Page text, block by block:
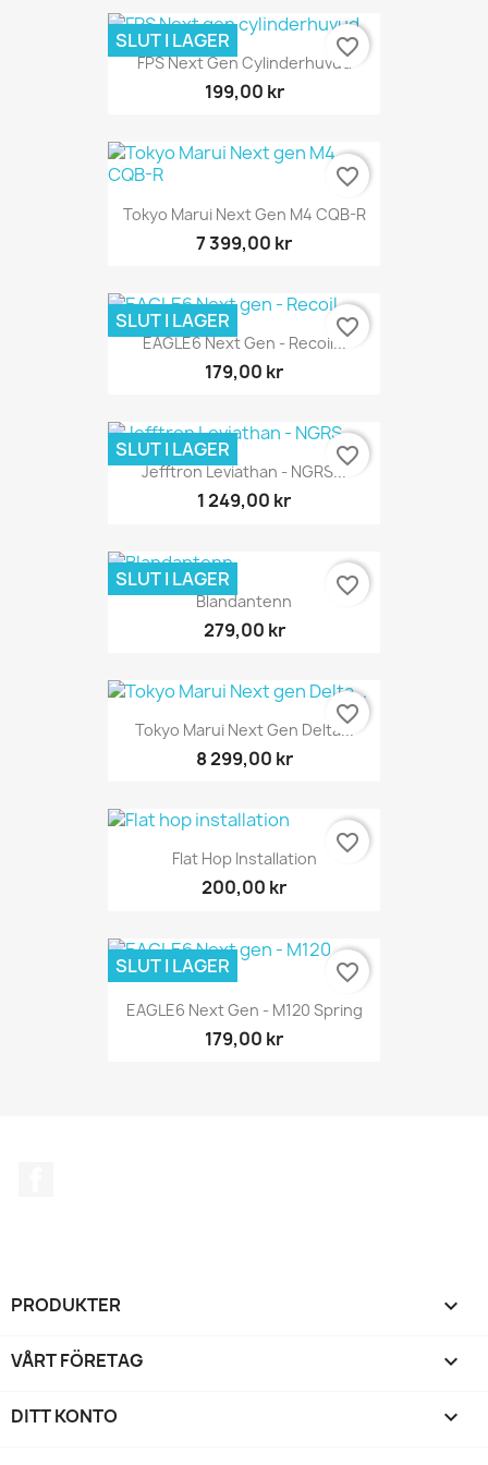
FPS Next Gen Cylinderhuvud
199,00 kr
SLUT I LAGER favorite_border
Tokyo Marui Next Gen M4 CQB-R
7 399,00 kr
favorite_border
EAGLE6 Next Gen - Recoil...
179,00 kr
SLUT I LAGER favorite_border
Jefftron Leviathan - NGRS...
1 249,00 kr
SLUT I LAGER favorite_border
Blandantenn
279,00 kr
SLUT I LAGER favorite_border
Tokyo Marui Next Gen Delta...
8 299,00 kr
favorite_border
Flat Hop Installation
200,00 kr
favorite_border
EAGLE6 Next Gen - M120 Spring
179,00 kr
SLUT I LAGER favorite_border
PRODUKTER 
VÅRT FÖRETAG 
DITT KONTO 